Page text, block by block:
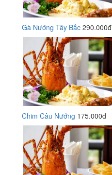
Gà Nướng Tây Bắc 290.000đ
Chim Câu Nướng 175.000đ